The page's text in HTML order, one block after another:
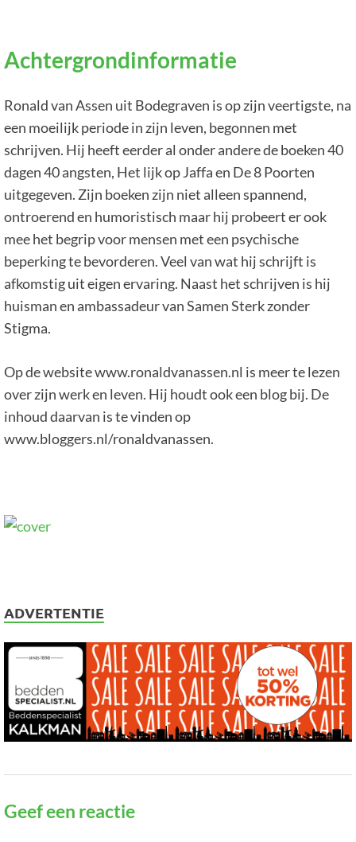
Achtergrondinformatie
Ronald van Assen uit Bodegraven is op zijn veertigste, na
een moeilijk periode in zijn leven, begonnen met
schrijven. Hij heeft eerder al onder andere de boeken 40
dagen 40 angsten, Het lijk op Jaffa en De 8 Poorten
uitgegeven. Zijn boeken zijn niet alleen spannend,
ontroerend en humoristisch maar hij probeert er ook
mee het begrip voor mensen met een psychische
beperking te bevorderen. Veel van wat hij schrijft is
afkomstig uit eigen ervaring. Naast het schrijven is hij
huisman en ambassadeur van Samen Sterk zonder
Stigma.
Op de website www.ronaldvanassen.nl is meer te lezen
over zijn werk en leven. Hij houdt ook een blog bij. De
inhoud daarvan is te vinden op
www.bloggers.nl/ronaldvanassen.
ADVERTENTIE
Geef een reactie